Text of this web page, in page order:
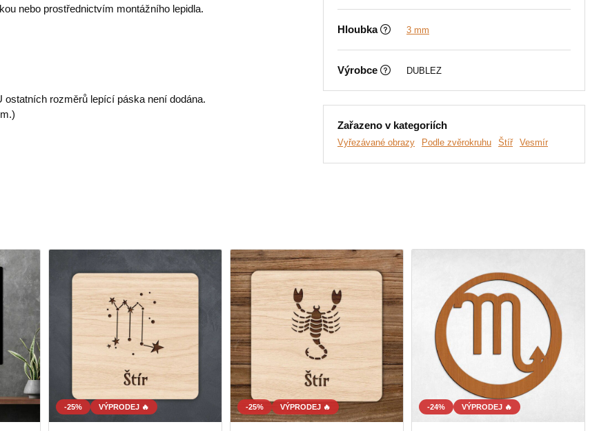
nebo prostřednictvím montážního lepidla.
rozměrů lepící páska není dodána.
Hloubka 3 mm
Výrobce DUBLEZ
Zařazeno v kategoriích
Vyřezávané obrazy Podle zvěrokruhu Štíř Vesmír
-25% VÝPRODEJ 🔥 -25% VÝPRODEJ 🔥 -24% VÝPRODEJ 🔥